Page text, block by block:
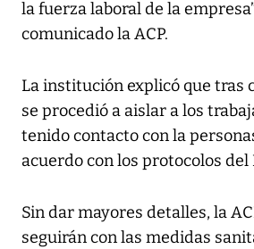
la fuerza laboral de la
comunicado la ACP.
La institución explicó que tras
se procedió a aislar a los
tenido contacto con la
acuerdo con los protocolos del
Sin dar mayores detalles, la
seguirán con las medidas